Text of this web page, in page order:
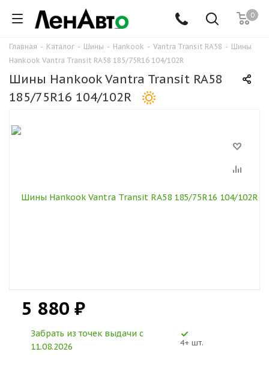
0
Главная - Каталог - Шины - Hankook - Vantra Transit RA58 - Шины
Hankook Vantra Transit RA58 185/75R16 104/102R
Шины Hankook Vantra Transit RA58
185/75R16 104/102R
5 880 ₽
Забрать из точек выдачи c
11.08.2026
4+ шт.